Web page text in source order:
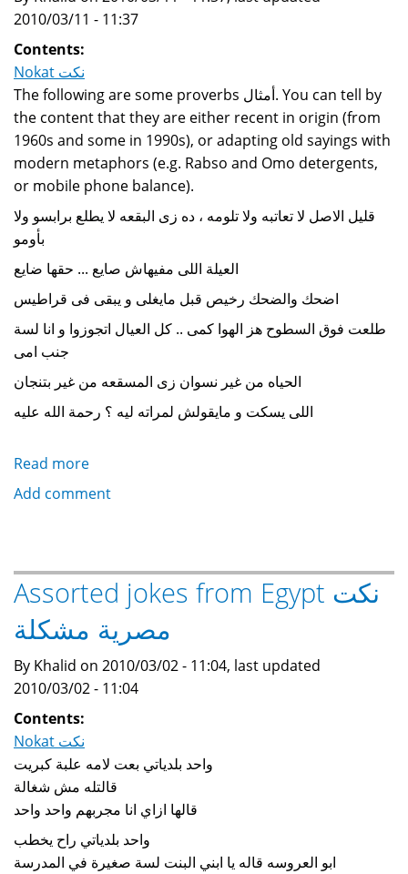
2010/03/11 - 11:37
Contents:
Nokat نكت
The following are some proverbs أمثال. You can tell by
the content that they are either recent in origin (from
1960s and some in 1990s), or adapting old sayings with
modern metaphors (e.g. Rabso and Omo detergents,
or mobile phone balance).
قليل الاصل لا تعاتبه ولا تلومه ، ده زى البقعه لا يطلع برابسو ولا
بأومو
العيلة اللى مفيهاش صايع ... حقها ضايع
اضحك والضحك رخيص قبل مايغلى و يبقى فى قراطيس
طلعت فوق السطوح هز الهوا كمى .. كل العيال اتجوزوا و انا لسة
جنب امى
الحياه من غير نسوان زى المسقعه من غير بتنجان
اللى يسكت و مايقولش لمراته ليه ؟ رحمة الله عليه
Read more
Proverbs
wisdom,
humorously...
Add comment
Assorted jokes from Egypt نكت
مصرية مشكلة
By Khalid on 2010/03/02 - 11:04, last updated
2010/03/02 - 11:04
Contents:
Nokat نكت
واحد بلدياتي بعت لامه علبة كبريت
قالتله مش شغالة
قالها ازاي انا مجربهم واحد واحد
واحد بلدياتي راح يخطب
ابو العروسه قاله يا ابني البنت لسة صغيرة في المدرسة